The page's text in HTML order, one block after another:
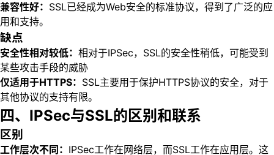
兼容性好： SSL已经成为Web安全的标准协议，得到了广泛的应
用和支持。
缺点
安全性相对较低： 相对于IPSec，SSL的安全性稍低，可能受到
某些攻击手段的威胁
仅适用于HTTPS： SSL主要用于保护HTTPS协议的安全，对于
其他协议的支持有限。
四、IPSec与SSL的区别和联系
区别
工作层次不同： IPSec工作在网络层，而SSL工作在应用层。这